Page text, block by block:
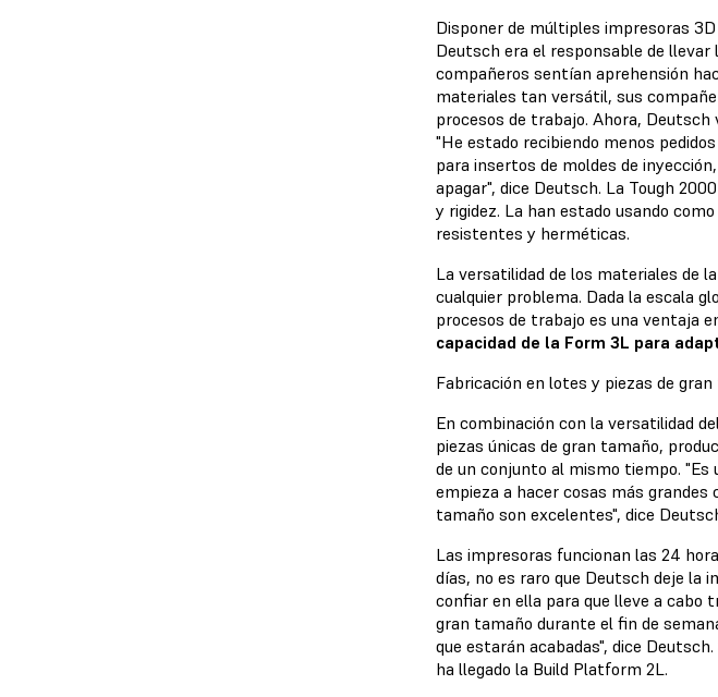
Disponer de múltiples impresoras
Deutsch era el responsable de llevar
compañeros sentían aprehensión
materiales tan versátil, sus
procesos de trabajo. Ahora,
"He estado recibiendo menos
para insertos de moldes de
apagar", dice Deutsch. La Tough
y rigidez. La han estado usando
resistentes y herméticas.
La versatilidad de los materiales de
cualquier problema. Dada la escala
procesos de trabajo es una ventaja
capacidad de la Form 3L para
Fabricación en lotes y piezas de
En combinación con la versatilidad
piezas únicas de gran tamaño,
de un conjunto al mismo tiempo. "Es
empieza a hacer cosas más
tamaño son excelentes", dice
Las impresoras funcionan las 24
días, no es raro que Deutsch deje la
confiar en ella para que lleve a cabo
gran tamaño durante el fin de
que estarán acabadas", dice
ha llegado la Build Platform 2L.